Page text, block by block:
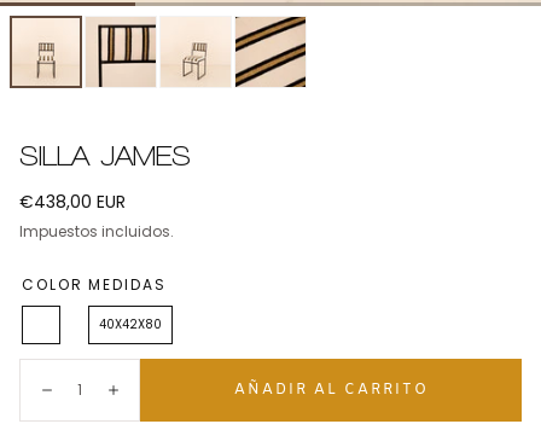
SILLA JAMES
Precio
regular
€438,00 EUR
Impuestos incluidos.
COLOR MEDIDAS
40X42X80
DisminuirAumentar AÑADIR AL CARRITO